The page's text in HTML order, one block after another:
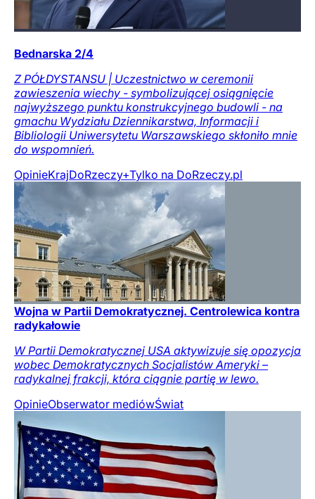
Bednarska 2/4
Z PÓŁDYSTANSU | Uczestnictwo w ceremonii
zawieszenia wiechy - symbolizującej osiągnięcie
najwyższego punktu konstrukcyjnego budowli - na
gmachu Wydziału Dziennikarstwa, Informacji i
Bibliologii Uniwersytetu Warszawskiego skłoniło mnie
do wspomnień.
OpinieKrajDoRzeczy+Tylko na DoRzeczy.pl
Wojna w Partii Demokratycznej. Centrolewica kontra
radykałowie
W Partii Demokratycznej USA aktywizuje się opozycja
wobec Demokratycznych Socjalistów Ameryki –
radykalnej frakcji, która ciągnie partię w lewo.
OpinieObserwator mediówŚwiat